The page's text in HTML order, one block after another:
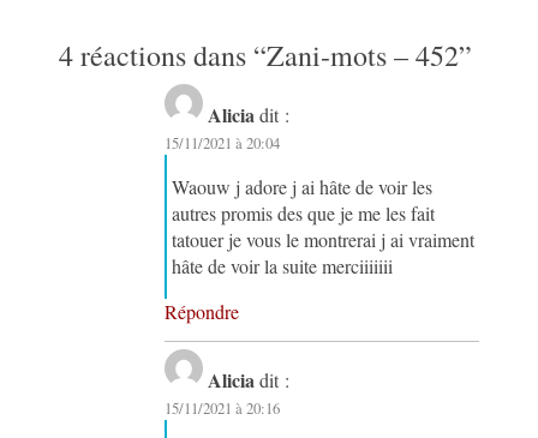
4 réactions dans “Zani-mots – 452”
Alicia dit :
15/11/2021 à 20:04
Waouw j adore j ai hâte de voir les
autres promis des que je me les fait
tatouer je vous le montrerai j ai vraiment
hâte de voir la suite merciiiiiii
Répondre
Alicia dit :
15/11/2021 à 20:16